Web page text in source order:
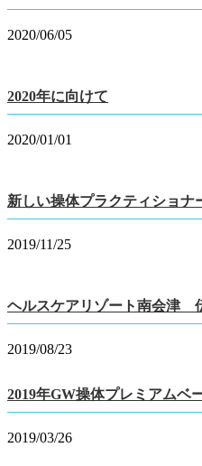
2020/06/05
2020年に向けて
2020/01/01
新しい操体プラクティショナ
2019/11/25
ヘルスケアリゾート南会津
2019/08/23
2019年GW操体プレミアムベ
2019/03/26